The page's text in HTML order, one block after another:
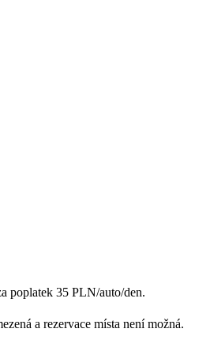
poplatek 35 PLN/auto/den.
a rezervace místa není možná.